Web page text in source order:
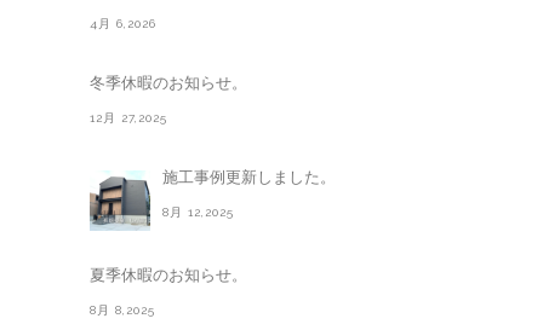
4月 6,2026
冬季休暇のお知らせ。
12月 27,2025
施工事例更新しました。
8月 12,2025
夏季休暇のお知らせ。
8月 8,2025